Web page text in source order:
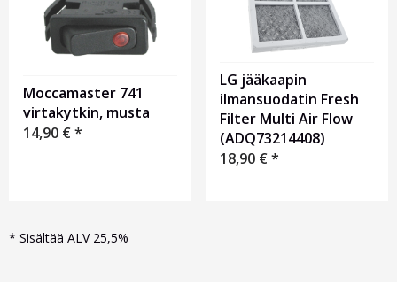
Moccamaster 741
virtakytkin, musta
14,90 €*
LG jääkaapin
ilmansuodatin Fresh
Filter Multi Air Flow
(ADQ73214408)
18,90 €*
* Sisältää ALV 25,5%